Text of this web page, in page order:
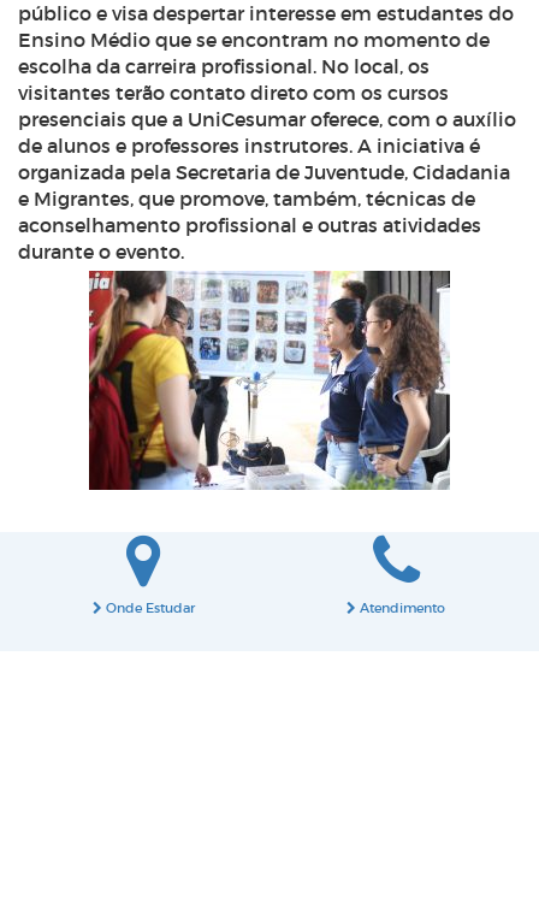
público e visa despertar interesse em estudantes do
Ensino Médio que se encontram no momento de
escolha da carreira profissional. No local, os
visitantes terão contato direto com os cursos
presenciais que a UniCesumar oferece, com o auxílio
de alunos e professores instrutores. A iniciativa é
organizada pela Secretaria de Juventude, Cidadania
e Migrantes, que promove, também, técnicas de
aconselhamento profissional e outras atividades
durante o evento.
Onde Estudar Atendimento